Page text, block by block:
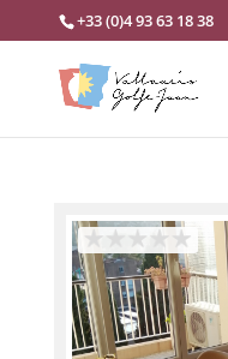
+33 (0)4 93 63 18 38